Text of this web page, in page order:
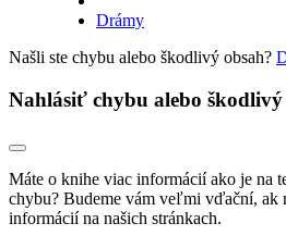
Drámy
Našli ste chybu alebo škodlivý obsah?
Nahlásiť chybu alebo škodlivý
Máte o knihe viac informácií ako je na
chybu? Budeme vám veľmi vďační, ak
informácií na našich stránkach.